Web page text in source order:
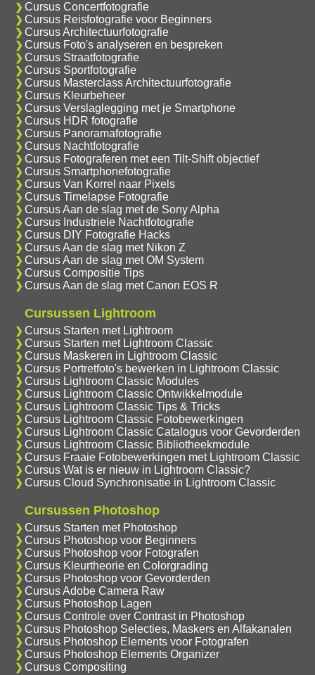
Cursus Concertfotografie
Cursus Reisfotografie voor Beginners
Cursus Architectuurfotografie
Cursus Foto's analyseren en bespreken
Cursus Straatfotografie
Cursus Sportfotografie
Cursus Masterclass Architectuurfotografie
Cursus Kleurbeheer
Cursus Verslaglegging met je Smartphone
Cursus HDR fotografie
Cursus Panoramafotografie
Cursus Nachtfotografie
Cursus Fotograferen met een Tilt-Shift objectief
Cursus Smartphonefotografie
Cursus Van Korrel naar Pixels
Cursus Timelapse Fotografie
Cursus Aan de slag met de Sony Alpha
Cursus Industriele Nachtfotografie
Cursus DIY Fotografie Hacks
Cursus Aan de slag met Nikon Z
Cursus Aan de slag met OM System
Cursus Compositie Tips
Cursus Aan de slag met Canon EOS R
Cursussen Lightroom
Cursus Starten met Lightroom
Cursus Starten met Lightroom Classic
Cursus Maskeren in Lightroom Classic
Cursus Portretfoto's bewerken in Lightroom Classic
Cursus Lightroom Classic Modules
Cursus Lightroom Classic Ontwikkelmodule
Cursus Lightroom Classic Tips & Tricks
Cursus Lightroom Classic Fotobewerkingen
Cursus Lightroom Classic Catalogus voor Gevorderden
Cursus Lightroom Classic Bibliotheekmodule
Cursus Fraaie Fotobewerkingen met Lightroom Classic
Cursus Wat is er nieuw in Lightroom Classic?
Cursus Cloud Synchronisatie in Lightroom Classic
Cursussen Photoshop
Cursus Starten met Photoshop
Cursus Photoshop voor Beginners
Cursus Photoshop voor Fotografen
Cursus Kleurtheorie en Colorgrading
Cursus Photoshop voor Gevorderden
Cursus Adobe Camera Raw
Cursus Photoshop Lagen
Cursus Controle over Contrast in Photoshop
Cursus Photoshop Selecties, Maskers en Alfakanalen
Cursus Photoshop Elements voor Fotografen
Cursus Photoshop Elements Organizer
Cursus Compositing